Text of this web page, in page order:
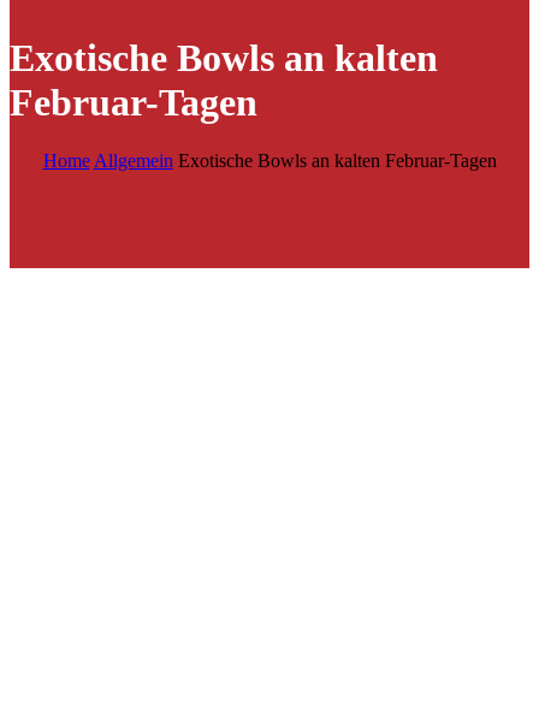
Exotische Bowls an kalten
Februar-Tagen
Home Allgemein Exotische Bowls an kalten Februar-Tagen